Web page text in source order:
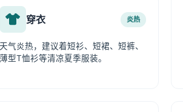
穿衣 炎热
天气炎热，建议着短衫、短裙、短裤、
薄型T恤衫等清凉夏季服装。